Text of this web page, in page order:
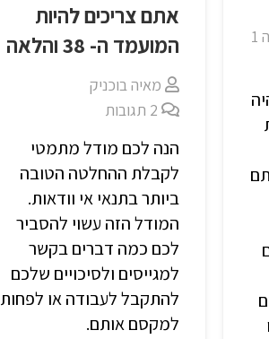
1
אתם צריכים להיות
המועמד ה- 38 והלאה
מאיה בוכניק
2 תגובות
הנה לכם מודל מתמטי
לקבלת ההחלטה הטובה
ביותר בתנאי אי וודאות.
המודל הזה עשוי להסביר
לכם כמה דברים בקשר
למגייסים ולסיכויים שלכם
להתקבל לעבודה או לפחות
למקסם אותם.